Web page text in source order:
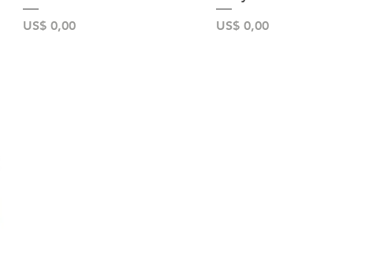
Prijs
US$ 0,00
Prijs
US$ 0,00